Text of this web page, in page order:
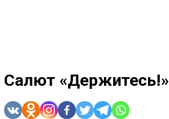
Салют «Держитесь!»